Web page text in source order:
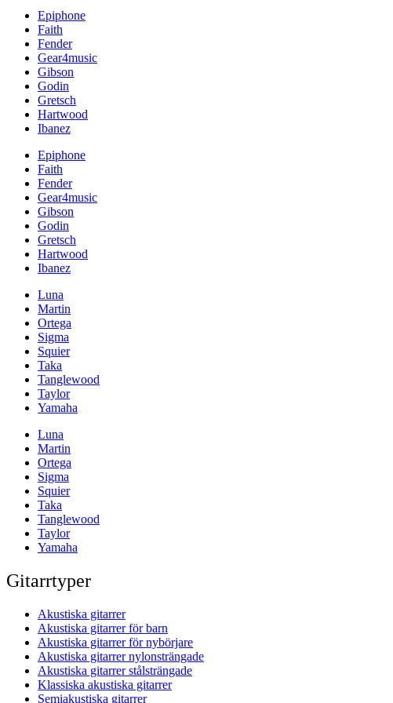
Epiphone
Faith
Fender
Gear4music
Gibson
Godin
Gretsch
Hartwood
Ibanez
Epiphone
Faith
Fender
Gear4music
Gibson
Godin
Gretsch
Hartwood
Ibanez
Luna
Martin
Ortega
Sigma
Squier
Taka
Tanglewood
Taylor
Yamaha
Luna
Martin
Ortega
Sigma
Squier
Taka
Tanglewood
Taylor
Yamaha
Gitarrtyper
Akustiska gitarrer
Akustiska gitarrer för barn
Akustiska gitarrer för nybörjare
Akustiska gitarrer nylonsträngade
Akustiska gitarrer stålsträngade
Klassiska akustiska gitarrer
Semiakustiska gitarrer